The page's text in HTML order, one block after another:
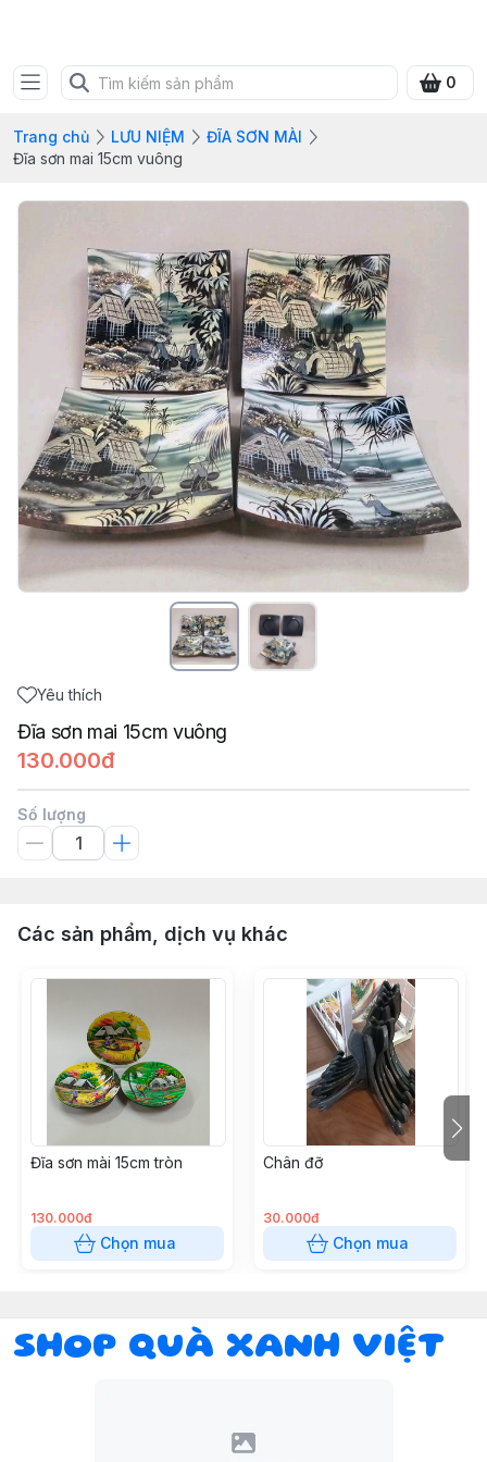
0
Trang chủ LƯU NIỆM
ĐĨA SƠN MÀI
Đĩa sơn mai 15cm vuông
Yêu thích
Đĩa sơn mai 15cm vuông
130.000đ
Số lượng
Các sản phẩm, dịch vụ khác
Đĩa sơn mài 15cm tròn
130.000đ
Chọn mua
Chân đỡ
30.000đ
Chọn mua
SHOP QUÀ XANH VIỆT